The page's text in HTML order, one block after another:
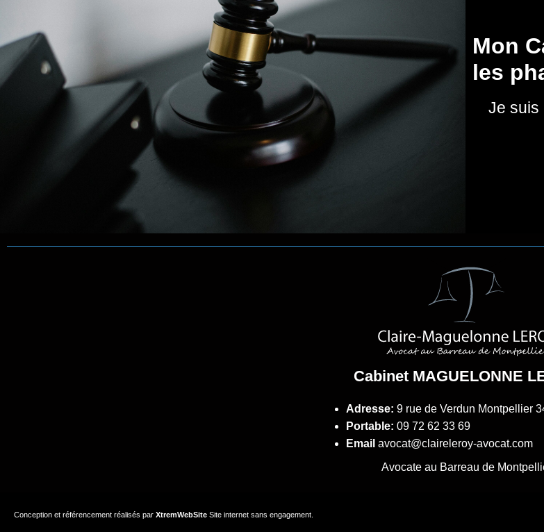
Mon
les
Je suis
Avocate au Barreau de
Cabinet MAGUELONNE
Adresse: 9 rue de Verdun Montpellier
Portable: 09 72 62 33 69
Email avocat@claireleroy-avocat.com
Conception et référencement réalisés par XtremWebSite Site internet sans engagement.